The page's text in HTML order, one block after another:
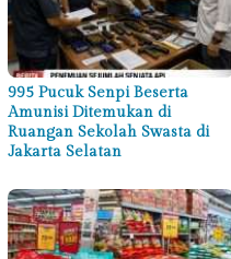
995 Pucuk Senpi Beserta
Amunisi Ditemukan di
Ruangan Sekolah Swasta di
Jakarta Selatan